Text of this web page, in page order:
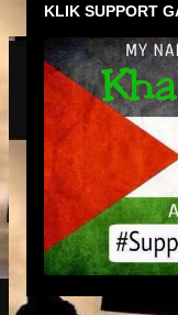
KLIK SUPPORT